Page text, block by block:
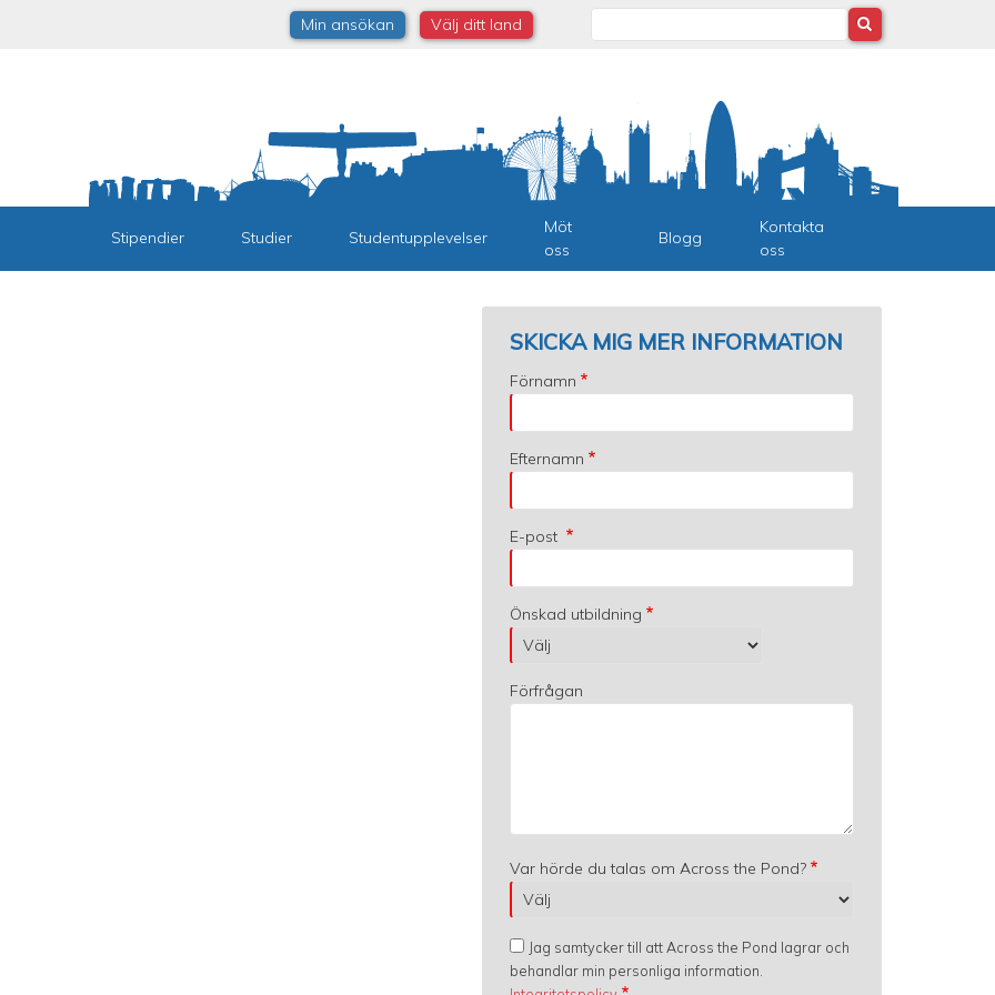
Min ansökan Välj ditt land
Stipendier Studier Studentupplevelser
Möt
oss
Blogg
Kontakta
oss
SKICKA MIG MER INFORMATION
Förnamn
Efternamn
E-post
Önskad utbildning
Förfrågan
Var hörde du talas om Across the Pond?
Jag samtycker till att Across the Pond lagrar och
behandlar min personliga information.